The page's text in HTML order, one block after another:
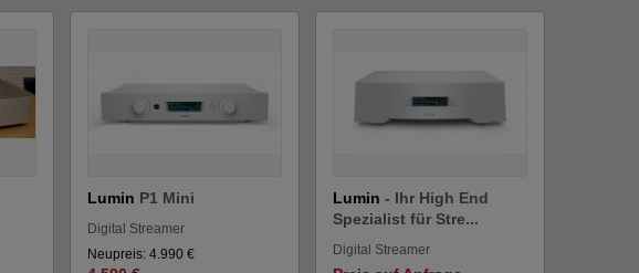
Lumin P1 Mini
Digital Streamer
Neupreis: 4.990 €
Lumin- Ihr High End
Spezialist für Stre...
Digital Streamer